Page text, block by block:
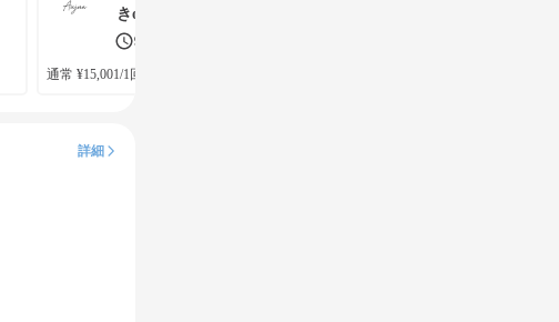
きorストレートorブロー)(=^・^=)
90分
通常 ¥15,001/1回
詳細